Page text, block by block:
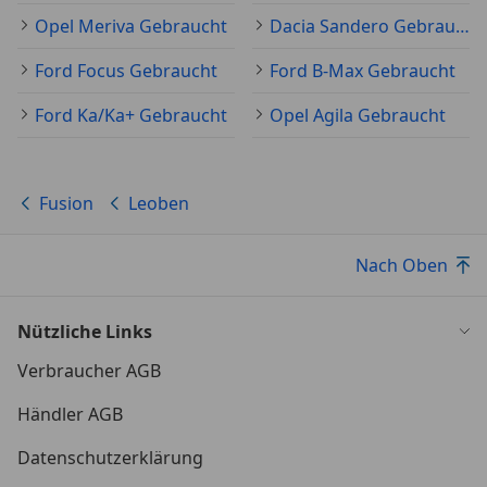
Opel Meriva Gebraucht
Dacia Sandero Gebraucht
Ford Focus Gebraucht
Ford B-Max Gebraucht
Ford Ka/Ka+ Gebraucht
Opel Agila Gebraucht
Fusion Leoben
Nach Oben
Nützliche Links
Verbraucher AGB
Händler AGB
Datenschutzerklärung